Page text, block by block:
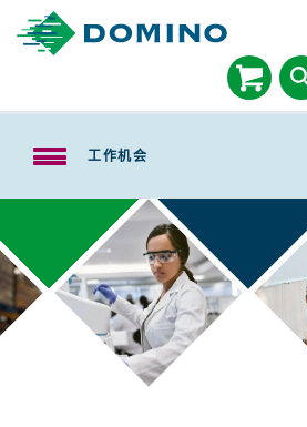
工作机会